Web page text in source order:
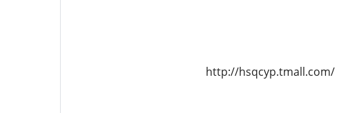
http://hsqcyp.tmall.com/